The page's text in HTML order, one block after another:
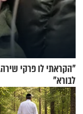
"הקראתי לו פרקי
לבורא"